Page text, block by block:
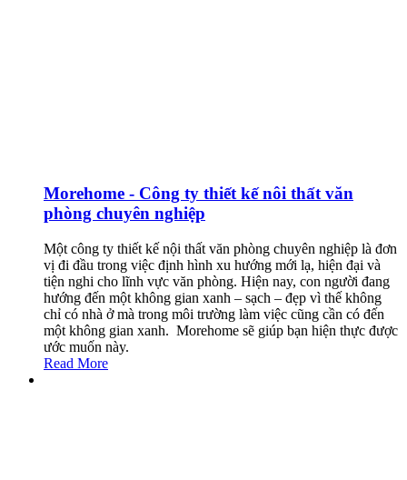
Morehome - Công ty thiết kế nôi thất văn
phòng chuyên nghiệp
Một công ty thiết kế nội thất văn phòng chuyên nghiệp là đơn
vị đi đầu trong việc định hình xu hướng mới lạ, hiện đại và
tiện nghi cho lĩnh vực văn phòng. Hiện nay, con người đang
hướng đến một không gian xanh – sạch – đẹp vì thế không
chỉ có nhà ở mà trong môi trường làm việc cũng cần có đến
một không gian xanh. Morehome sẽ giúp bạn hiện thực được
ước muốn này.
Read More